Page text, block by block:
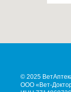
© 2025
ООО «Вет-